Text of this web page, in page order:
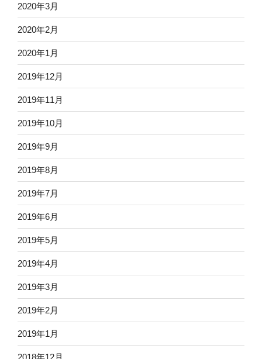
2020年3月
2020年2月
2020年1月
2019年12月
2019年11月
2019年10月
2019年9月
2019年8月
2019年7月
2019年6月
2019年5月
2019年4月
2019年3月
2019年2月
2019年1月
2018年12月